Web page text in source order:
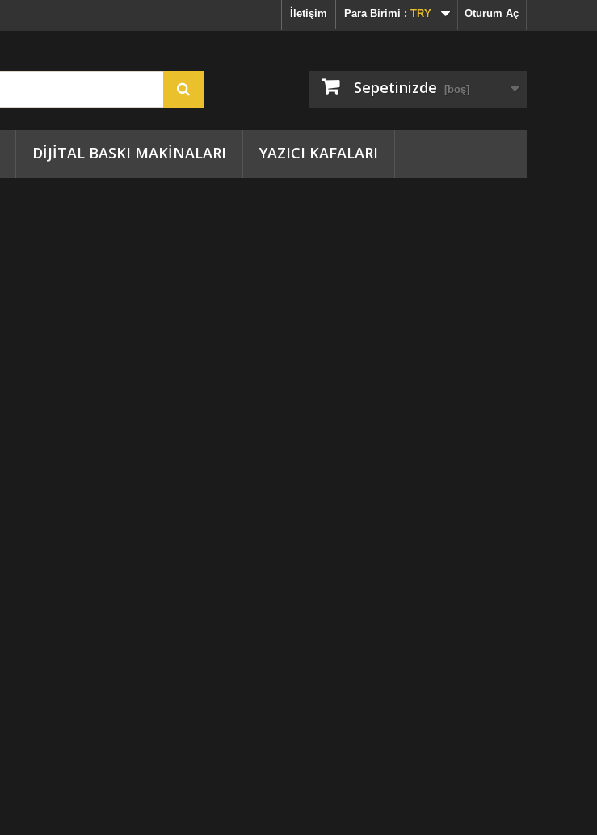
Oturum Aç
Para Birimi : TRY
İletişim
Sepetinizde [boş]
DİJİTAL BASKI MAKİNALARI YAZICI KAFALARI